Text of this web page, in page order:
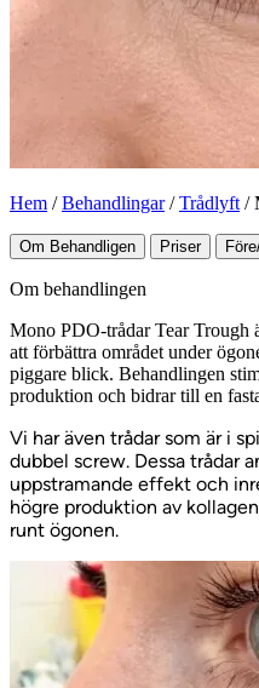
Hem /Behandlingar/Trådlyft /
Om Behandligen Priser
Om behandlingen
Mono PDO-trådar Tear Trough
att förbättra området under
piggare blick. Behandlingen
produktion och bidrar till en
Vi har även trådar som är i
dubbel screw. Dessa trådar
uppstramande effekt och
högre produktion av
runt ögonen.